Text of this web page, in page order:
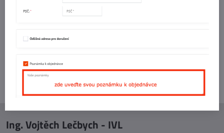
FacebookTwitterBlueskyPinterestReddit
+420 577 523 563
Ing. Vojtěch Lečbych - IVL